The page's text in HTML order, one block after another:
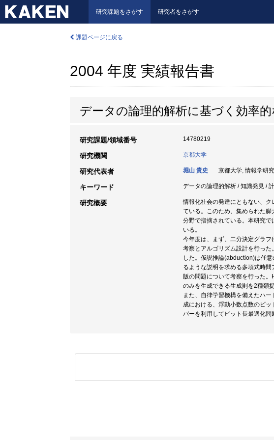
研究課題をさがす 研究者をさがす
課題ページに戻る
2004 年度 実績報告書
データの論理的解析に基づく効率
研究課題/領域番号 14780219
研究機関 京都大学
研究代表者 堀山 貴史 京都大学, 情報学研
キーワード データの論理的解析 / 知識発見 /
研究概要
情報化社会の発達にともない、
ている。このため、集められた
分野で指摘されている。本研究
いる。
今年度は、まず、二分決定グラ
考察とアルゴリズム設計を行っ
した。仮説推論(abduction)は任
るような説明を求める多項式時
版の問題について考察を行った
のみを生成できる生成則を2種類
また、自律学習機構を備えたハ
成における、浮動小数点数のビ
バーを利用してビット長最適化問